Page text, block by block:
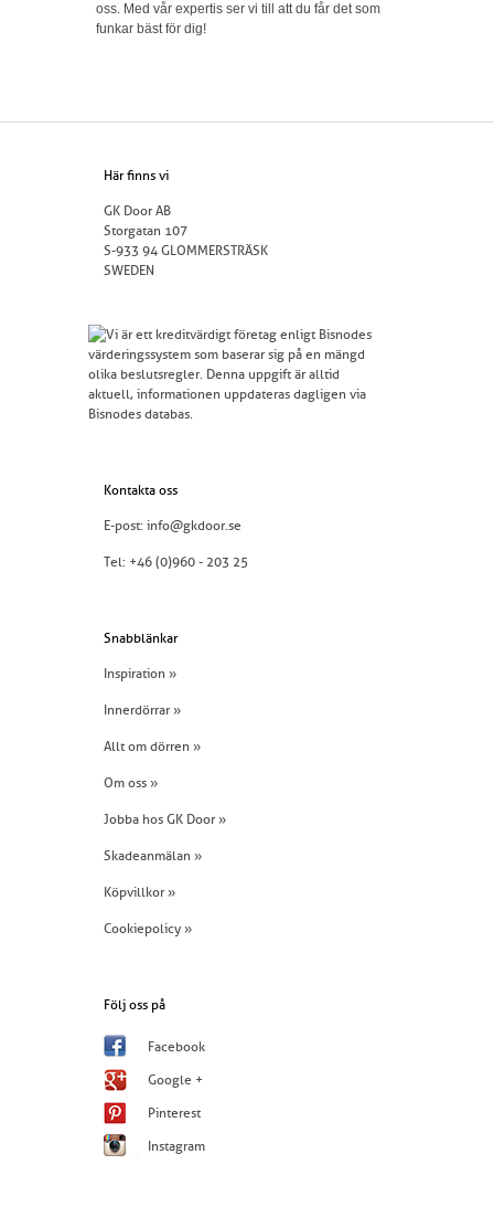
oss. Med vår expertis ser vi till att du får det som
funkar bäst för dig!
Här finns vi
GK Door AB
Storgatan 107
S-933 94 GLOMMERSTRÄSK
SWEDEN
Kontakta oss
E-post: info@gkdoor.se
Tel: +46 (0)960 - 203 25
Snabblänkar
Inspiration »
Innerdörrar »
Allt om dörren »
Om oss »
Jobba hos GK Door »
Skadeanmälan »
Köpvillkor »
Cookiepolicy »
Följ oss på
Facebook
Google +
Pinterest
Instagram